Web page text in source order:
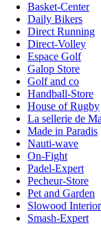
Basket-Center
Daily Bikers
Direct Running
Direct-Volley
Espace Golf
Galop Store
Golf and co
Handball-Store
House of Rugby
La sellerie de
Made in Paradis
Nauti-wave
On-Fight
Padel-Expert
Pecheur-Store
Pet and Garden
Slowood Interior
Smash-Expert